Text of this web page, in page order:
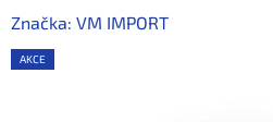
Značka: VM IMPORT
AKCE